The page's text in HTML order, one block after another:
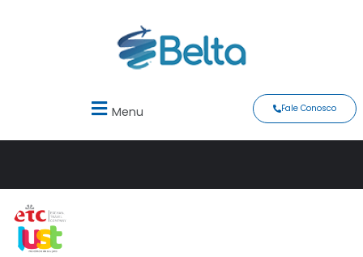
Menu Fale Conosco